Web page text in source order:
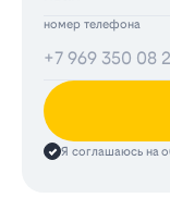
номер телефона
Я соглашаюсь на